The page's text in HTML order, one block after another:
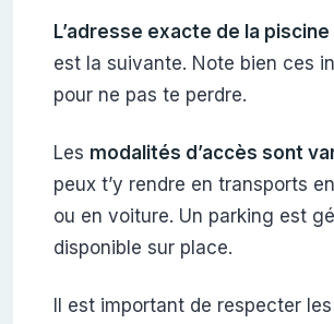
L’adresse exacte de la
est la suivante. Note bien ces
pour ne pas te perdre.
Les modalités d’accès sont
peux t’y rendre en transports
ou en voiture. Un parking est
disponible sur place.
Il est important de respecter